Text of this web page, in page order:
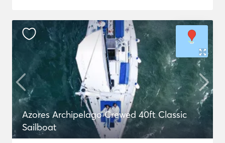
Azores Archipelago Crewed 40ft Classic
Sailboat